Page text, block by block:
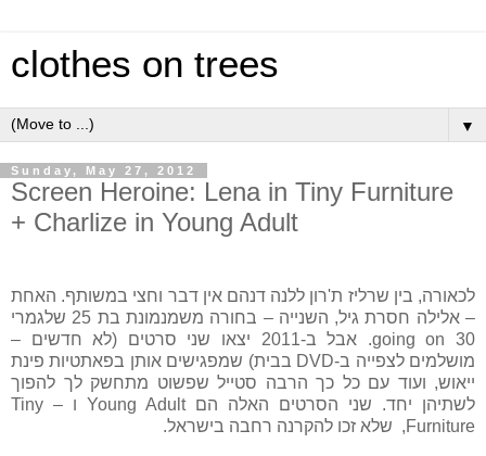
clothes on trees
▼
Sunday, May 27, 2012
Screen Heroine: Lena in Tiny Furniture
+ Charlize in Young Adult
לכאורה, בין שרליז ת'רון ללנה דנהם אין דבר וחצי במשותף. האחת
– אלילה חסרת גיל, השנייה – בחורה משמנמונת בת 25 שלגמרי
going on 30. אבל ב-2011 יצאו שני סרטים (לא חדשים –
מושלמים לצפייה ב-DVD בבית) שמפגישים אותן בפאתטיות פינת
ייאוש, ועוד עם כל כך הרבה סטייל שפשוט מתחשק לך להפוך
לשתיהן יחד. שני הסרטים האלה הם Young Adult ו – Tiny
Furniture, שלא זכו להקרנה רחבה בישראל.